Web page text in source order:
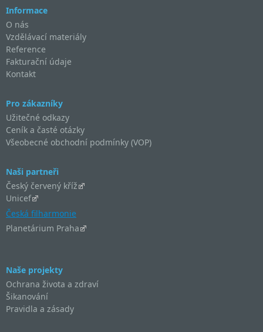
Informace
O nás
Vzdělávací materiály
Reference
Fakturační údaje
Kontakt
Pro zákazníky
Užitečné odkazy
Ceník a časté otázky
Všeobecné obchodní podmínky (VOP)
Naši partneři
Český červený kříž
Unicef
Česká filharmonie
Planetárium Praha
Naše projekty
Ochrana života a zdraví
Šikanování
Pravidla a zásady